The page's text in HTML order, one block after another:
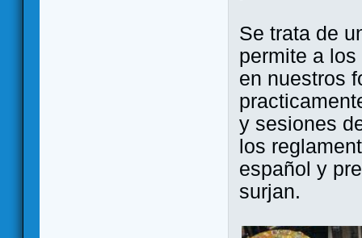
Se trata de
permite a
en nuestros
y sesiones
los
español y
surjan.